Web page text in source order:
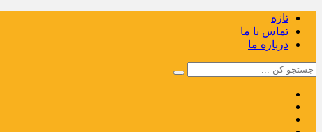
تازه
تماس با ما
درباره ما